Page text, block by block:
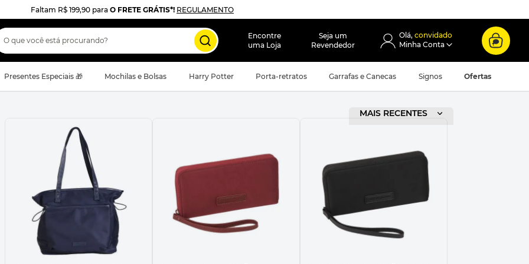
Faltam R$ 199,90 para O FRETE GRÁTIS*! REGULAMENTO
que você está procurando?
Encontre
uma Loja
Seja um
Revendedor
convidado
Presentes Especiais 🎁 Mochilas e Bolsas Harry Potter Porta-retratos Garrafas e Canecas Signos Ofertas
ORDENAR POR
MAIS RECENTES